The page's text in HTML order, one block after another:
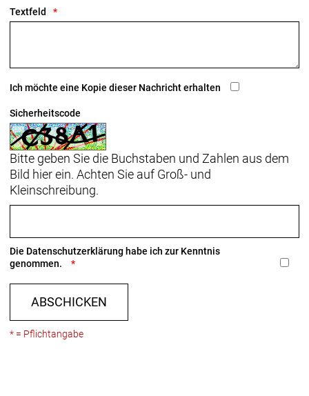
Textfeld
Ich möchte eine Kopie dieser Nachricht erhalten
Sicherheitscode
Bitte geben Sie die Buchstaben und Zahlen aus dem
Bild hier ein. Achten Sie auf Groß- und
Kleinschreibung.
Die Datenschutzerklärung habe ich zur Kenntnis
genommen.
ABSCHICKEN
* = Pflichtangabe